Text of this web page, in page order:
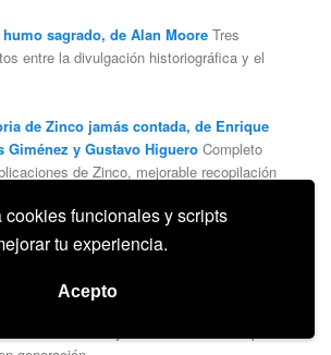
cookies funcionales y scripts
tu experiencia.
Acepto
sagrado, de Alan MooreTres
entre la divulgación historiográfica y el
de Zinco jamás contada, de Enrique
Giménez y Gustavo HigueroCompleto
de Zinco, mejorable recopilación
de Pepe Sánchez Pardo, lectorRecuerdo
fundamental en el devenir de la Tertulia de